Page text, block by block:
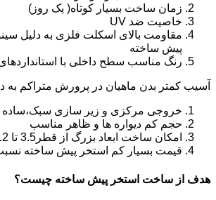
زمان ساخت بسیار کوتاه( یک روز)
خاصیت ضد UV
مقاومت بالای اسکلت فلزی به دلیل
پیش ساخته
رنگ مناسب سطح داخلی با
آسیب کمتر بدن ماهیان در پرورش متراکم
خروجی مرکزی و زیر سازی سبک،ساده
حجم کم دیواره ها و ظاهر مناسب
امکان ساخت ابعاد بزرگ از قطر3.5 تا 12 متر و ارتفاع 1.2 تا 2.2 متر
قیمت بسیار کم استخر پیش ساخته
هدف از ساخت استخر پیش ساخته چیست؟